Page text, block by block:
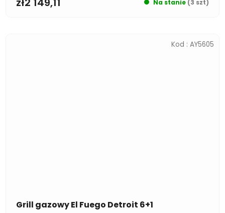
Na stanie (3 szt)
Grill gazowy El Fuego Detroit 6+1
Kod : AY5605